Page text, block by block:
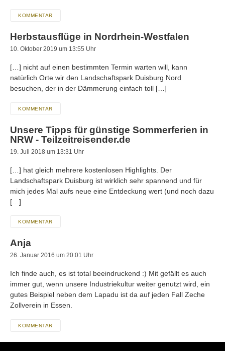
KOMMENTAR
Herbstausflüge in Nordrhein-Westfalen
10. Oktober 2019 um 13:55 Uhr
[…] nicht auf einen bestimmten Termin warten will, kann
natürlich Orte wir den Landschaftspark Duisburg Nord
besuchen, der in der Dämmerung einfach toll […]
KOMMENTAR
Unsere Tipps für günstige Sommerferien in
NRW - Teilzeitreisender.de
19. Juli 2018 um 13:31 Uhr
[…] hat gleich mehrere kostenlosen Highlights. Der
Landschaftspark Duisburg ist wirklich sehr spannend und für
mich jedes Mal aufs neue eine Entdeckung wert (und noch dazu
[…]
KOMMENTAR
Anja
26. Januar 2016 um 20:01 Uhr
Ich finde auch, es ist total beeindruckend :) Mit gefällt es auch
immer gut, wenn unsere Industriekultur weiter genutzt wird, ein
gutes Beispiel neben dem Lapadu ist da auf jeden Fall Zeche
Zollverein in Essen.
KOMMENTAR